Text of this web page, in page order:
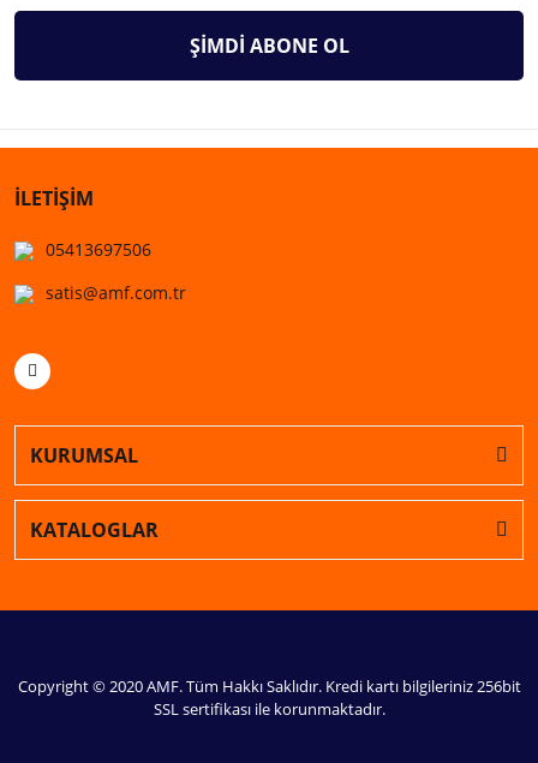
ŞİMDİ ABONE OL
İLETİŞİM
05413697506
satis@amf.com.tr
KURUMSAL
KATALOGLAR
Copyright © 2020 AMF. Tüm Hakkı Saklıdır. Kredi kartı bilgileriniz 256bit
SSL sertifikası ile korunmaktadır.